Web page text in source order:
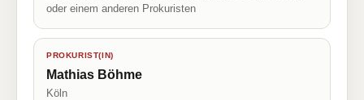
oder einem anderen Prokuristen
PROKURIST(IN)
Mathias Böhme
Köln